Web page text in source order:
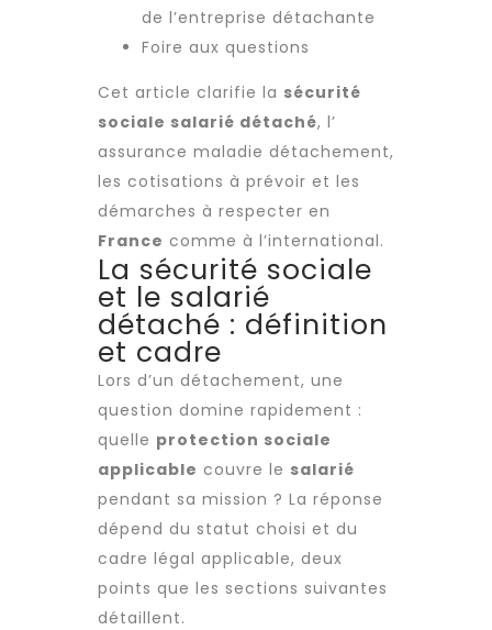
de l’entreprise détachante
Foire aux questions
Cet article clarifie la sécurité
sociale salarié détaché, l’
assurance maladie détachement,
les cotisations à prévoir et les
démarches à respecter en
France comme à l’international.
La sécurité sociale
et le salarié
détaché : définition
et cadre
Lors d’un détachement, une
question domine rapidement :
quelle protection sociale
applicable couvre le salarié
pendant sa mission ? La réponse
dépend du statut choisi et du
cadre légal applicable, deux
points que les sections suivantes
détaillent.